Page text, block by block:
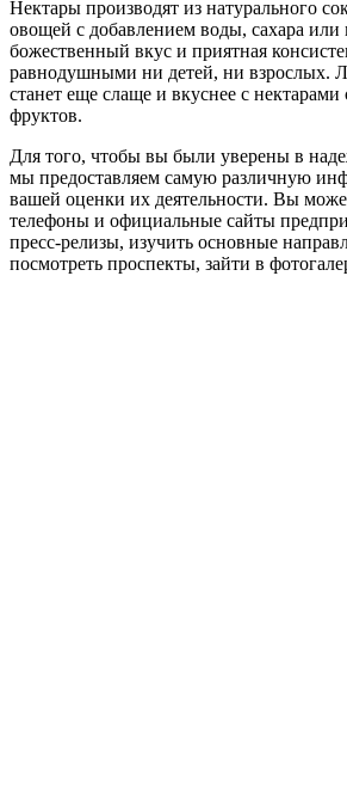
Нектары производят из натурального
овощей с добавлением воды, сахара
божественный вкус и приятная
равнодушными ни детей, ни взрослых.
станет еще слаще и вкуснее с
фруктов.
Для того, чтобы вы были уверены в
мы предоставляем самую различную
вашей оценки их деятельности. Вы
телефоны и официальные сайты
пресс-релизы, изучить основные
посмотреть проспекты, зайти в